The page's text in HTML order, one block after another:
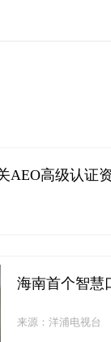
AEO高级认证
海南首个智慧
来源：洋浦电视台